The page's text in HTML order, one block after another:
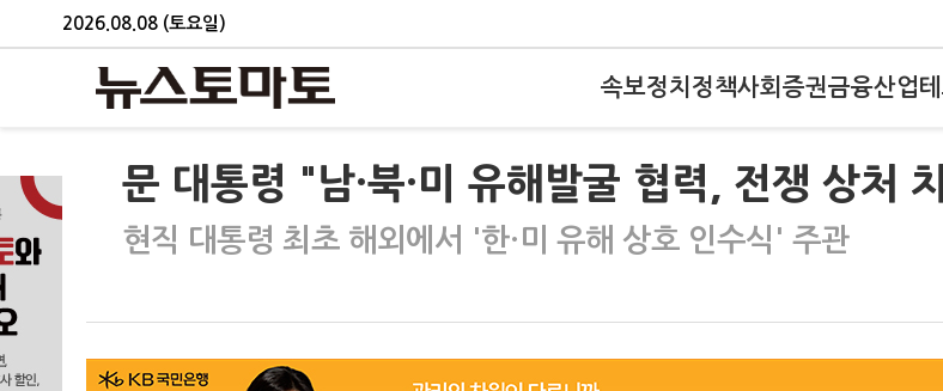
2026.08.08 (토요일)
속보정치 정책사회 증권금융산업
문 대통령 "남·북·미 유해발굴 협력, 전쟁 상처
현직 대통령 최초 해외에서 '한·미 유해 상호 인수식' 주관